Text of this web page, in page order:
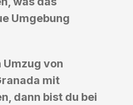
Umgebung
Umzug von
mit
dann bist du bei